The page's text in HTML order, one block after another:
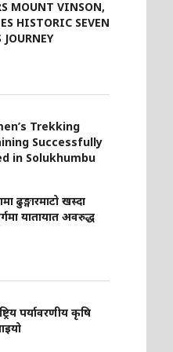
MOUNT VINSON,
HISTORIC SEVEN
Trekking
Successfully
in Solukhumbu
ढुङ्गारमाटो खस्दा
यातायात अवरुद्ध
पर्यावरणीय कृषि